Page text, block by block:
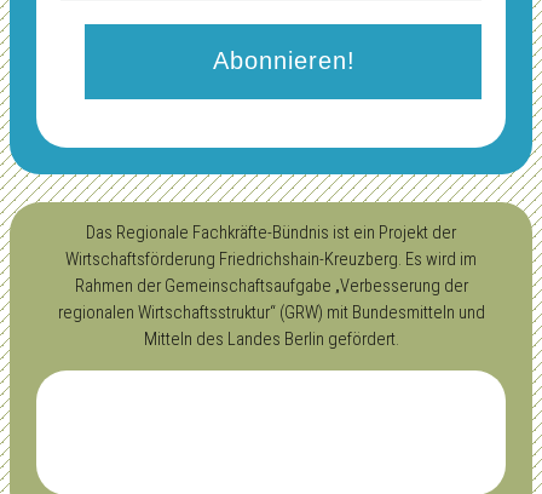
Das Regionale Fachkräfte-Bündnis ist ein Projekt der
Wirtschaftsförderung Friedrichshain-Kreuzberg. Es wird im
Rahmen der Gemeinschaftsaufgabe „Verbesserung der
regionalen Wirtschaftsstruktur“ (GRW) mit Bundesmitteln und
Mitteln des Landes Berlin gefördert.